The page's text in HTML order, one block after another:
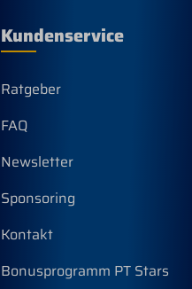
Kundenservice
Ratgeber
FAQ
Newsletter
Sponsoring
Kontakt
Bonusprogramm PT Stars